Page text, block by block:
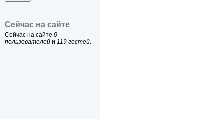
Сейчас на сайте
Сейчас на сайте 0
пользователей и 119 гостей.